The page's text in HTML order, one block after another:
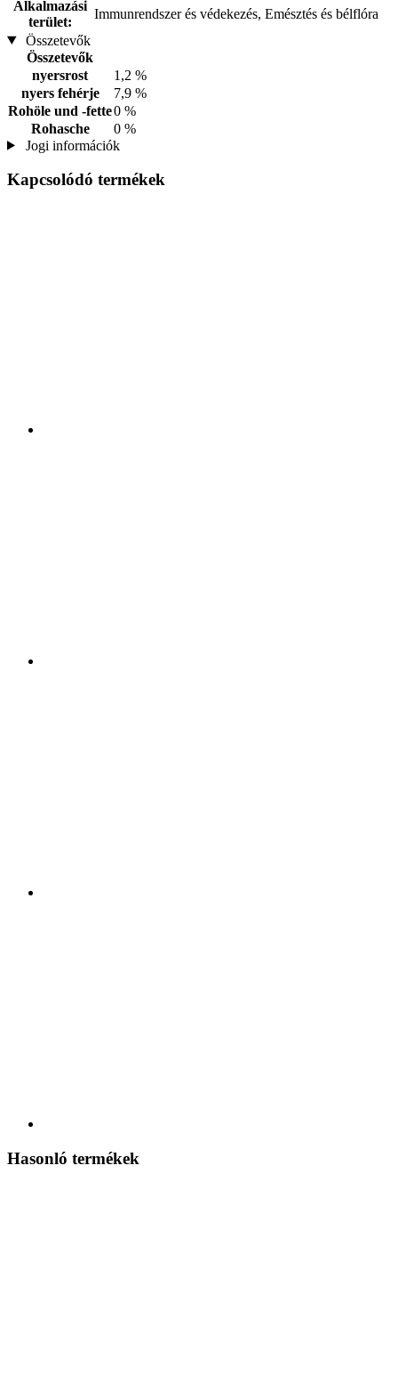
Alkalmazási
terület:
Immunrendszer és védekezés, Emésztés és bélflóra
Összetevők
Összetevők
nyersrost
1,2 %
nyers fehérje
7,9 %
Rohöle und -fette0 %
Rohasche
0 %
Jogi információk
Kapcsolódó termékek
Hasonló termékek